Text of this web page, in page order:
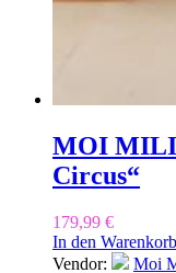
MOI MILI
Circus“
179,99 €
In den Warenkorb
Vendor:
Moi